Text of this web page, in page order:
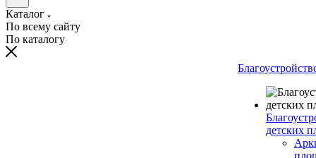
Каталог
По всему сайту
По каталогу
детских